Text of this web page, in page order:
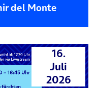
del Monte
16.
Juli
2026